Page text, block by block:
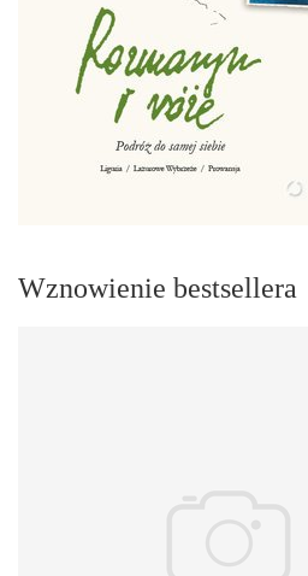
Wznowienie bestsellera